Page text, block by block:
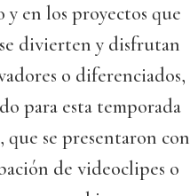
y en los proyectos que
se divierten y disfrutan
o diferenciados,
para esta temporada
que se presentaron con
de videoclipes o